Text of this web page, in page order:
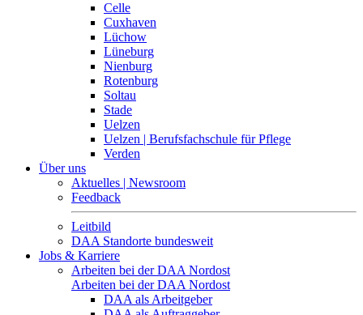
Celle
Cuxhaven
Lüchow
Lüneburg
Nienburg
Rotenburg
Soltau
Stade
Uelzen
Uelzen | Berufsfachschule für Pflege
Verden
Über uns
Aktuelles | Newsroom
Feedback
Leitbild
DAA Standorte bundesweit
Jobs & Karriere
Arbeiten bei der DAA Nordost
Arbeiten bei der DAA Nordost
DAA als Arbeitgeber